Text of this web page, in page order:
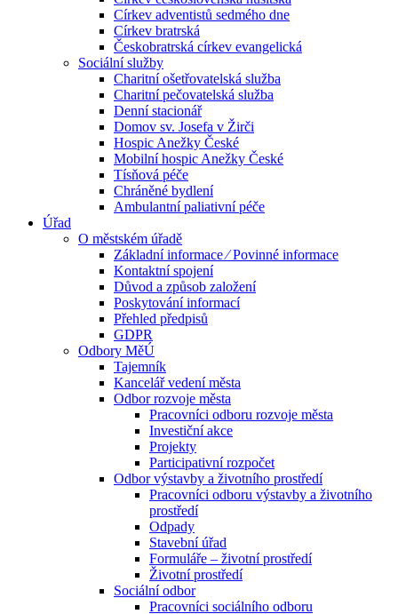
Církev adventistů sedmého dne
Církev bratrská
Českobratrská církev evangelická
Sociální služby
Charitní ošetřovatelská služba
Charitní pečovatelská služba
Denní stacionář
Domov sv. Josefa v Žirči
Hospic Anežky České
Mobilní hospic Anežky České
Tísňová péče
Chráněné bydlení
Ambulantní paliativní péče
Úřad
O městském úřadě
Základní informace ⁄ Povinné informace
Kontaktní spojení
Důvod a způsob založení
Poskytování informací
Přehled předpisů
GDPR
Odbory MěÚ
Tajemník
Kancelář vedení města
Odbor rozvoje města
Pracovníci odboru rozvoje města
Investiční akce
Projekty
Participativní rozpočet
Odbor výstavby a životního prostředí
Pracovníci odboru výstavby a životního
prostředí
Odpady
Stavební úřad
Formuláře – životní prostředí
Životní prostředí
Sociální odbor
Pracovníci sociálního odboru